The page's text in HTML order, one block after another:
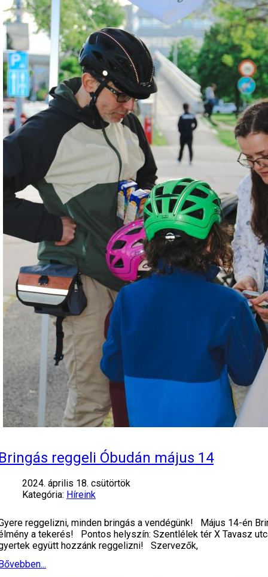
reggeli Óbudán május 14
2024. április 18. csütörtök
Kategória: Híreink
reggelizni, minden bringás a vendégünk! Május 14-én
a tekerés!️ Pontos helyszín: Szentlélek tér X Tavasz
együtt hozzánk reggelizni! Szervezők,